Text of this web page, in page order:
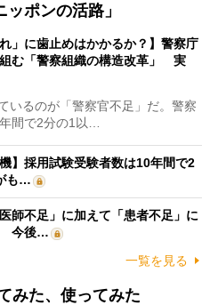
ポンの活路」
れ」に歯止めはかかるか？】警察庁
む「警察組織の構造改革」 実
いるのが「警察官不足」だ。警察
間で2分の1以…
】採用試験受験者数は10年間で2
も…
師不足」に加えて「患者不足」に
今後…
一覧を見る
みた、使ってみた